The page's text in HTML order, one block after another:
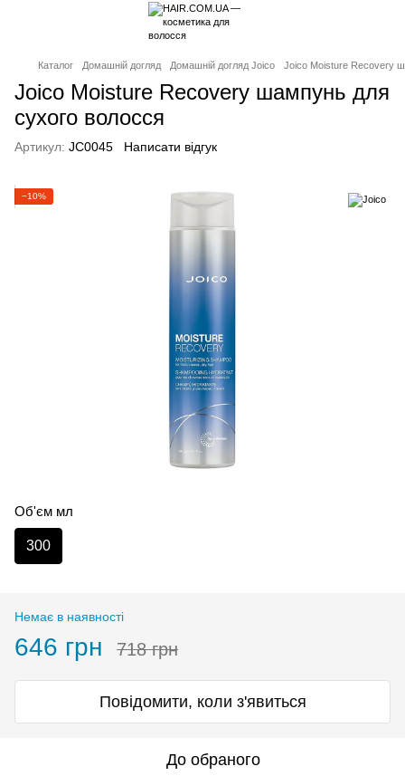
Каталог Домашній догляд Домашній догляд Joico Joico Moisture Recovery
Joico Moisture Recovery шампунь для
сухого волосся
Артикул: JC0045 Написати відгук
−10%
Об'єм мл
300
Немає в наявності
646 грн 718 грн
Повідомити, коли з'явиться
До обраного